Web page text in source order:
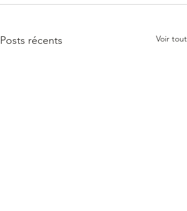
Posts récents Voir tout